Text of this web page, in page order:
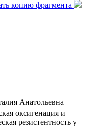
копию фрагмента
Анатольевна
оксигенация и
резистентность у